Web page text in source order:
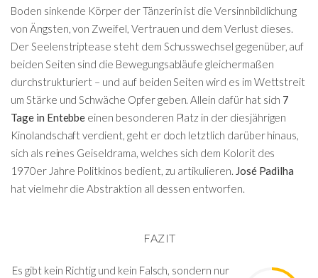
Boden sinkende Körper der Tänzerin ist die Versinnbildlichung
von Ängsten, von Zweifel, Vertrauen und dem Verlust dieses.
Der Seelenstriptease steht dem Schusswechsel gegenüber, auf
beiden Seiten sind die Bewegungsabläufe gleichermaßen
durchstrukturiert – und auf beiden Seiten wird es im Wettstreit
um Stärke und Schwäche Opfer geben. Allein dafür hat sich 7
Tage in Entebbe einen besonderen Platz in der diesjährigen
Kinolandschaft verdient, geht er doch letztlich darüber hinaus,
sich als reines Geiseldrama, welches sich dem Kolorit des
1970er Jahre Politkinos bedient, zu artikulieren. José Padilha
hat vielmehr die Abstraktion all dessen entworfen.
FAZIT
Es gibt kein Richtig und kein Falsch, sondern nur